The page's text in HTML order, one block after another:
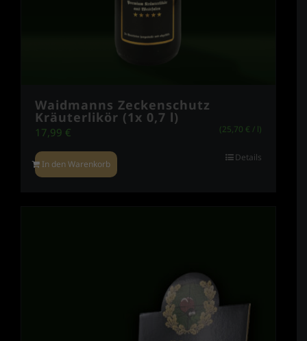
Waidmanns Zeckenschutz
Kräuterlikör (1x 0,7 l)
17,99 € (25,70 € / l)
In den Warenkorb
Details